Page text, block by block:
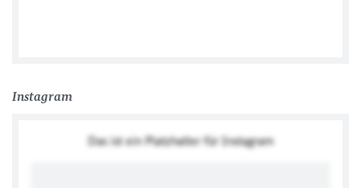
Instagram
Das ist ein Platzhalter für Instagram